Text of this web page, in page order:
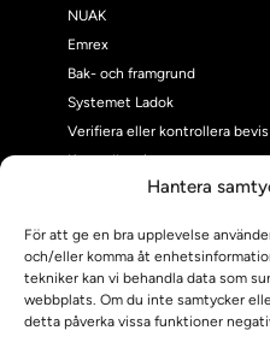
Hantera
För att ge en bra upplevelse
och/eller komma åt
tekniker kan vi behandla data som
webbplats. Om du inte samtycker
detta påverka vissa funktioner
NUAK
Emrex
Bak- och framgrund
Systemet Ladok
Verifiera eller kontrollera bevis
Kontrollera intyg
Om Ladokkonsortiet
Ladokkonsortiet
Vision, strategi och
Teamens sammansättning